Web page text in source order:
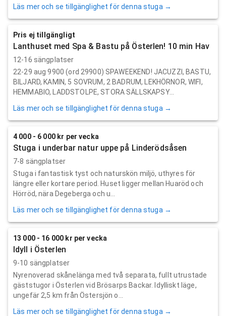
Läs mer och se tillgänglighet för denna stuga →
Pris ej tillgängligt
Lanthuset med Spa & Bastu på Österlen! 10 min Hav
12-16 sängplatser
22-29 aug 9900 (ord 29900) SPAWEEKEND! JACUZZI, BASTU,
BILJARD, KAMIN, 5 SOVRUM, 2 BADRUM, LEKHÖRNOR, WIFI,
HEMMABIO, LADDSTOLPE, STORA SÄLLSKAPSY...
Läs mer och se tillgänglighet för denna stuga →
4 000 - 6 000 kr per vecka
Stuga i underbar natur uppe på Linderödsåsen
7-8 sängplatser
Stuga i fantastisk tyst och naturskön miljö, uthyres för
längre eller kortare period. Huset ligger mellan Huaröd och
Hörröd, nära Degeberga och u...
Läs mer och se tillgänglighet för denna stuga →
13 000 - 16 000 kr per vecka
Idyll i Österlen
9-10 sängplatser
Nyrenoverad skånelänga med två separata, fullt utrustade
gäststugor i Österlen vid Brösarps Backar. Idylliskt läge,
ungefär 2,5 km från Östersjön o...
Läs mer och se tillgänglighet för denna stuga →